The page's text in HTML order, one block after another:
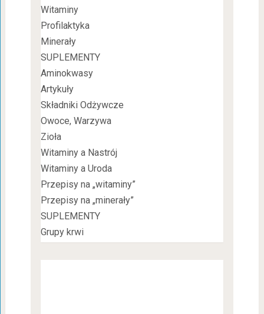
Witaminy
Profilaktyka
Minerały
SUPLEMENTY
Aminokwasy
Artykuły
Składniki Odżywcze
Owoce, Warzywa
Zioła
Witaminy a Nastrój
Witaminy a Uroda
Przepisy na „witaminy”
Przepisy na „minerały”
SUPLEMENTY
Grupy krwi